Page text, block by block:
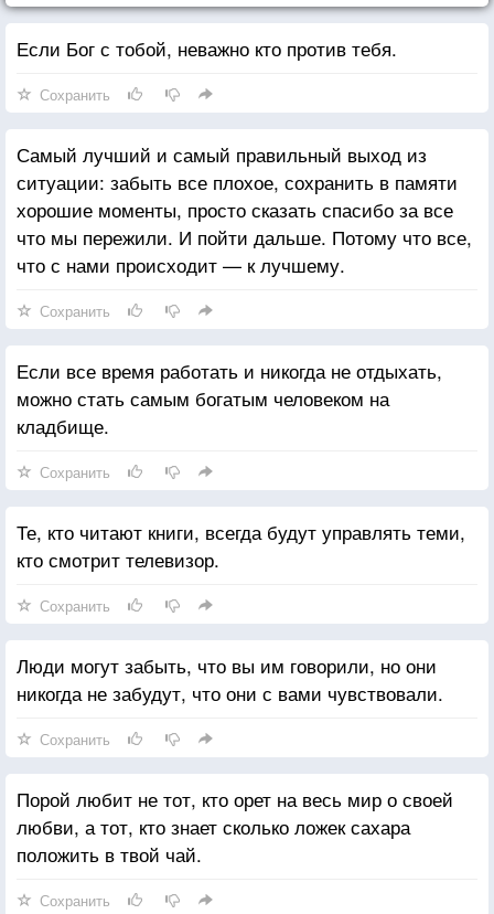
Если Бог с тобой, неважно кто против тебя.
Сохранить
Самый лучший и самый правильный выход из
ситуации: забыть все плохое, сохранить в памяти
хорошие моменты, просто сказать спасибо за все
что мы пережили. И пойти дальше. Потому что все,
что с нами происходит — к лучшему.
Сохранить
Если все время работать и никогда не отдыхать,
можно стать самым богатым человеком на
кладбище.
Сохранить
Те, кто читают книги, всегда будут управлять теми,
кто смотрит телевизор.
Сохранить
Люди могут забыть, что вы им говорили, но они
никогда не забудут, что они с вами чувствовали.
Сохранить
Порой любит не тот, кто орет на весь мир о своей
любви, а тот, кто знает сколько ложек сахара
положить в твой чай.
Сохранить